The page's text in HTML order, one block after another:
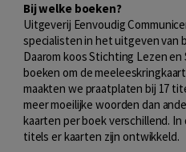
Bij welke boeken?
Uitgeverij Eenvoudig
specialisten in het uitgeven van
Daarom koos Stichting Lezen
boeken om de
maakten we praatplaten bij 17
meer moeilijke woorden dan
kaarten per boek verschillend.
titels er kaarten zijn ontwikkeld.